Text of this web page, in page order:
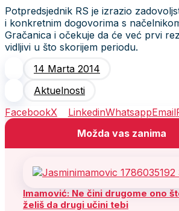
Potpredsjednik RS je izrazio
i konkretnim dogovorima s
Gračanica i očekuje da će već prvi
vidljivi u što skorijem periodu.
14 Marta 2014
Aktuelnosti
FacebookX LinkedinWhatsappEmail
Možda vas zanima
Imamović: Ne čini drugome ono
želiš da drugi učini tebi